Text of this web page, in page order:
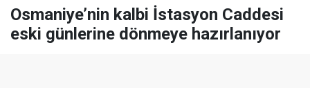
Osmaniye’nin kalbi İstasyon Caddesi
eski günlerine dönmeye hazırlanıyor